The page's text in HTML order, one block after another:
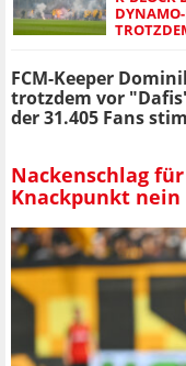
FCM-Keeper
trotzdem vor
der 31.405 Fans
Nackenschlag
Knackpunkt nein